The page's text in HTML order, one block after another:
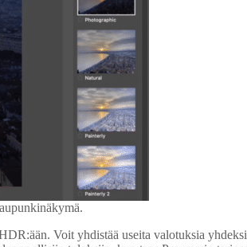
Voit yhdistää useita valotuksia